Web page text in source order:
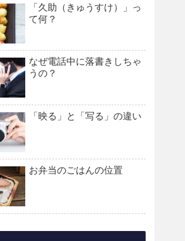
「久助（きゅうすけ）」っ
て何？
なぜ電話中に落書きしちゃ
うの？
「映る」と「写る」の違い
お弁当のごはんの位置